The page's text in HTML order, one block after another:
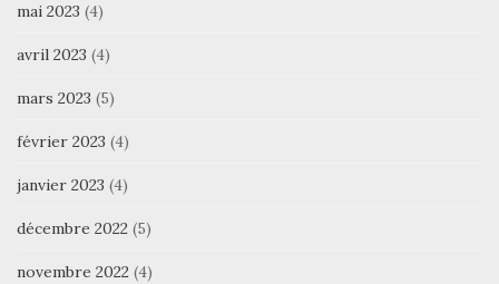
mai 2023 (4)
avril 2023 (4)
mars 2023 (5)
février 2023 (4)
janvier 2023 (4)
décembre 2022 (5)
novembre 2022 (4)